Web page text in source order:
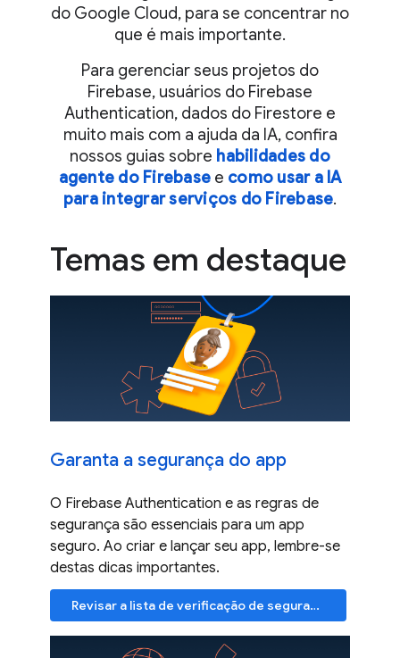
do Google Cloud, para se concentrar no
que é mais importante.
Para gerenciar seus projetos do
Firebase, usuários do Firebase
Authentication, dados do Firestore e
muito mais com a ajuda da IA, confira
nossos guias sobre habilidades do
agente do Firebase e como usar a IA
para integrar serviços do Firebase.
Temas em destaque
Garanta a segurança do app
O Firebase Authentication e as regras de
segurança são essenciais para um app
seguro. Ao criar e lançar seu app, lembre-se
destas dicas importantes.
Revisar a lista de verificação de segurança